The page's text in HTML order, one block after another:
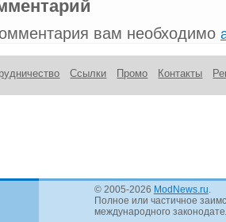
вам необходимо
Ссылки Промо Контакты
© 2005-2026 ModNews.ru
Полное или частичное
международного